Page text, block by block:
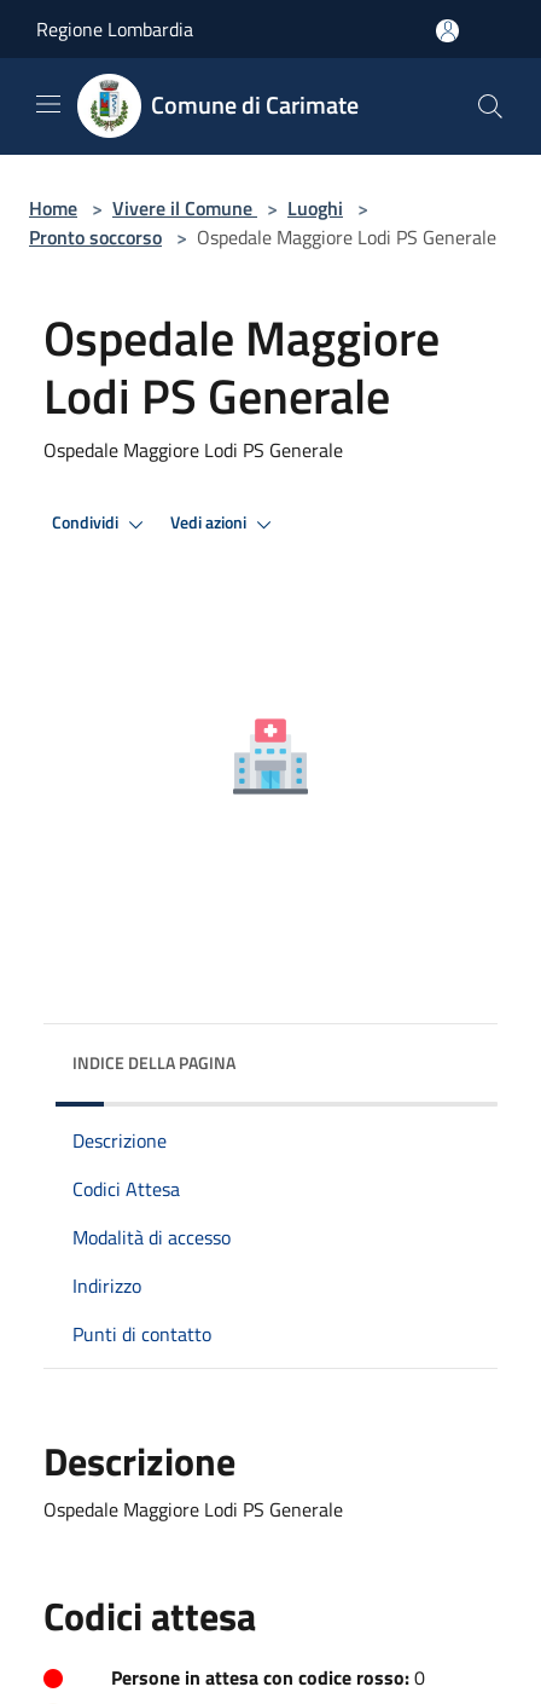
Regione Lombardia
Comune di Carimate
Home > Vivere il Comune > Luoghi >
Pronto soccorso > Ospedale Maggiore Lodi PS Generale
Ospedale Maggiore
Lodi PS Generale
Ospedale Maggiore Lodi PS Generale
Condividi Vedi azioni
INDICE DELLA PAGINA
Descrizione
Codici Attesa
Modalità di accesso
Indirizzo
Punti di contatto
Descrizione
Ospedale Maggiore Lodi PS Generale
Codici attesa
Persone in attesa con codice rosso:0